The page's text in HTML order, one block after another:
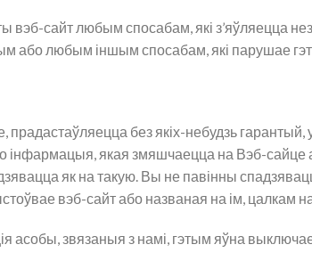
вэб-сайт любым спосабам, які з’яўляецца
або любым іншым спосабам, які парушае
без якіх-небудзь гарантый,
інфармацыя, якая змяшчаецца на Вэб-сайце
як на такую. Вы не павінны
вэб-сайт або названая на ім, цалкам
асобы, звязаныя з намі, гэтым яўна